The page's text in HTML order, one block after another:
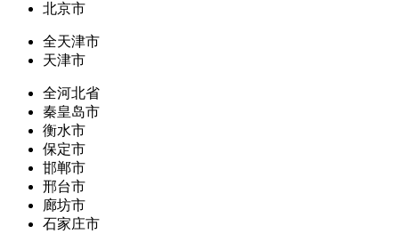
北京市
全天津市
天津市
全河北省
秦皇岛市
衡水市
保定市
邯郸市
邢台市
廊坊市
石家庄市